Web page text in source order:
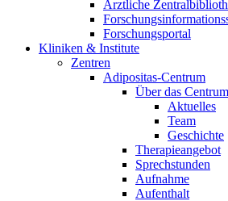
Ärztliche
Forschungsportal
Kliniken & Institute
Zentren
Adipositas-Centrum
Über das Centrum
Aktuelles
Team
Geschichte
Therapieangebot
Sprechstunden
Aufnahme
Aufenthalt